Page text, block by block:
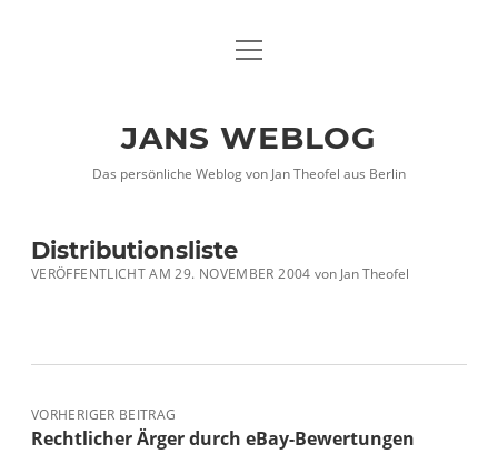
DATENSCHUTZHINWEISE
twitterfacebook
xing
Menü
JANS WEBLOG
Das persönliche Weblog von Jan Theofel aus Berlin
Distributionsliste
VERÖFFENTLICHT AM 29. NOVEMBER 2004 vonJan Theofel
VORHERIGER BEITRAG
Rechtlicher Ärger durch eBay-Bewertungen